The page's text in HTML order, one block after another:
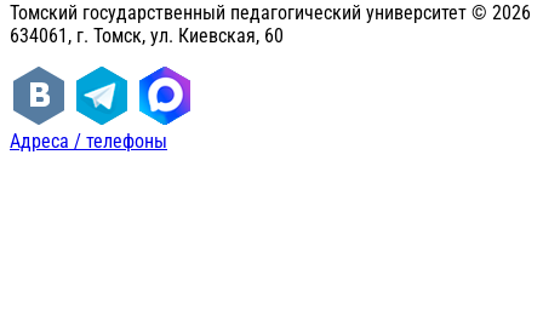
Томский государственный педагогический университет © 2026
634061, г. Томск, ул. Киевская, 60
Адреса / телефоны